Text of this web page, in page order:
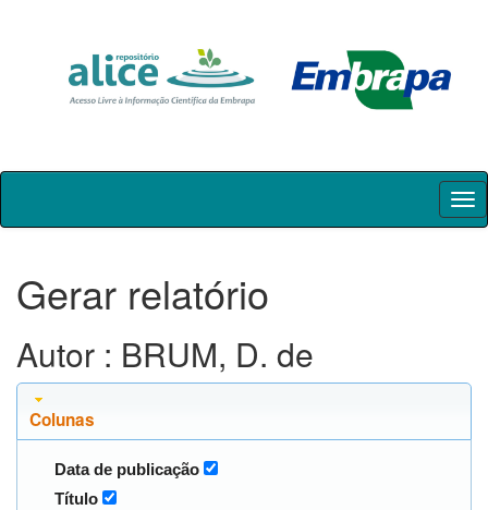
Skip
Gerar relatório
Autor : BRUM, D. de
Colunas
Data de publicação
Título